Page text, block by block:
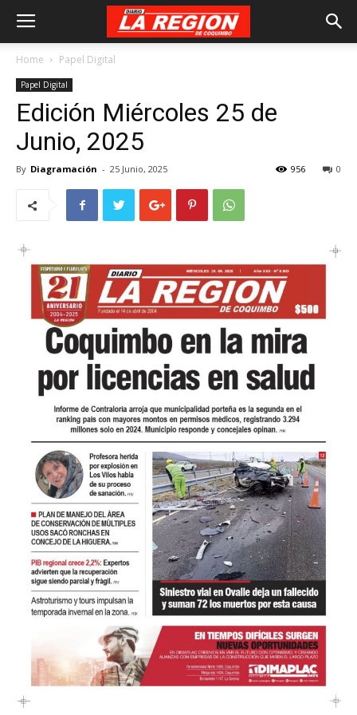
Home Papel Digital
Papel Digital
Edición Miércoles 25 de
Junio, 2025
By Diagramación - 25 Junio, 2025 0
956